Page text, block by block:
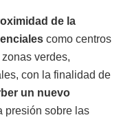
de la
como centros
verdes,
con la finalidad de
un nuevo
presión sobre las